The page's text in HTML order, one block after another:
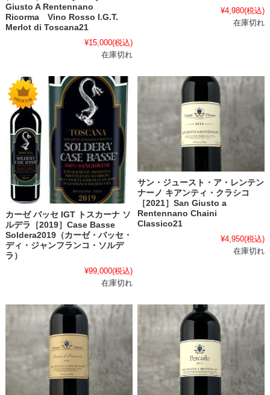
Giusto A Rentennano
Ricorma Vino Rosso I.G.T.
Merlot di Toscana21
¥15,000(税込)
在庫切れ
¥4,980(税込)
在庫切れ
カーゼ バッセ IGT トスカーナ ソ
ルデラ［2019］Case Basse
Soldera2019（カーゼ・バッセ・
ディ・ジャンフランコ・ソルデ
ラ）
¥99,000(税込)
在庫切れ
サン・ジュースト・ア・レンテン
ナーノ キアンティ・クラシコ
［2021］San Giusto a
Rentennano Chaini
Classico21
¥4,950(税込)
在庫切れ